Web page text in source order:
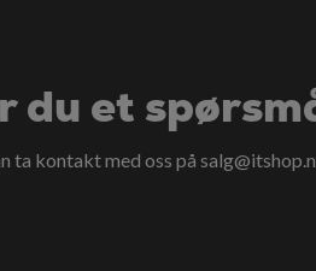
du et
ta kontakt med oss på